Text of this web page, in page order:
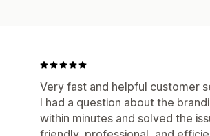
Very fast and helpful customer
I had a question about the
within minutes and solved the